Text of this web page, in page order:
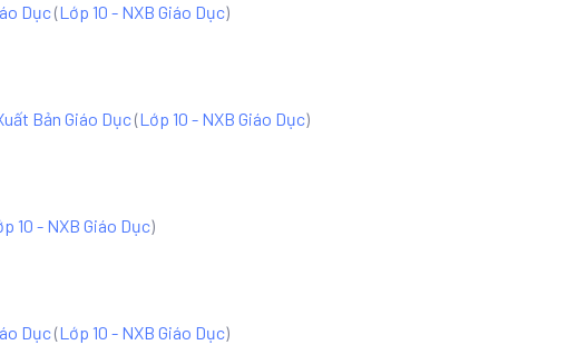
Dục(Lớp 10 - NXB Giáo Dục)
Bản Giáo Dục(Lớp 10 - NXB Giáo Dục)
10 - NXB Giáo Dục)
Dục(Lớp 10 - NXB Giáo Dục)